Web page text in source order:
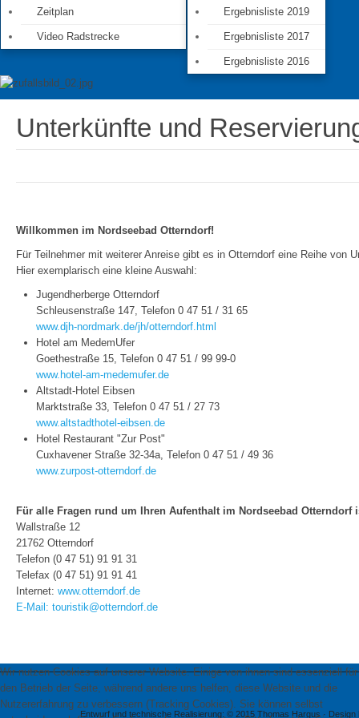
Zeitplan
Video Radstrecke
Ergebnisliste 2019
Ergebnisliste 2017
Ergebnisliste 2016
Unterkünfte und
Willkommen im Nordseebad Otterndorf!
Für Teilnehmer mit weiterer Anreise gibt es in Otterndorf eine Reihe von
Hier exemplarisch eine kleine Auswahl:
Jugendherberge Otterndorf
Schleusenstraße 147, Telefon 0 47 51 / 31 65
www.djh-nordmark.de/jh/otterndorf.html
Hotel am MedemUfer
Goethestraße 15, Telefon 0 47 51 / 99 99-0
www.hotel-am-medemufer.de
Altstadt-Hotel Eibsen
Marktstraße 33, Telefon 0 47 51 / 27 73
www.altstadthotel-eibsen.de
Hotel Restaurant "Zur Post"
Cuxhavener Straße 32-34a, Telefon 0 47 51 / 49 36
www.zurpost-otterndorf.de
Für alle Fragen rund um Ihren Aufenthalt im Nordseebad
Wallstraße 12
21762 Otterndorf
Telefon (0 47 51) 91 91 31
Telefax (0 47 51) 91 91 41
Internet: www.otterndorf.de
E-Mail: touristik@otterndorf.de
Entwurf und technische Realisierung: © 2015 Thomas Hargus ·
Wir nutzen Cookies auf unserer Website. Einige von ihnen sind essenziell für
den Betrieb der Seite, während andere uns helfen, diese Website und die
Nutzererfahrung zu verbessern (Tracking Cookies). Sie können selbst